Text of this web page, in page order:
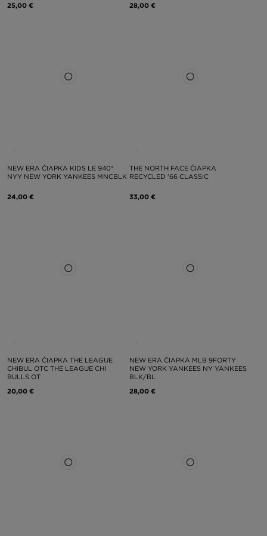
25,00 € 28,00 €
NEW ERA ČIAPKA KIDS LE 940®
NYY NEW YORK YANKEES MNCBLK
24,00 €
THE NORTH FACE ČIAPKA
RECYCLED '66 CLASSIC
33,00 €
NEW ERA ČIAPKA THE LEAGUE
CHIBUL OTC THE LEAGUE CHI
BULLS OT
20,00 €
NEW ERA ČIAPKA MLB 9FORTY
NEW YORK YANKEES NY YANKEES
BLK/BL
28,00 €